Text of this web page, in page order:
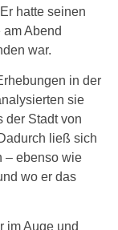
hatte seinen
Abend
war.
in der
sie
der Stadt von
ließ sich
– ebenso wie
wo er das
im Auge und